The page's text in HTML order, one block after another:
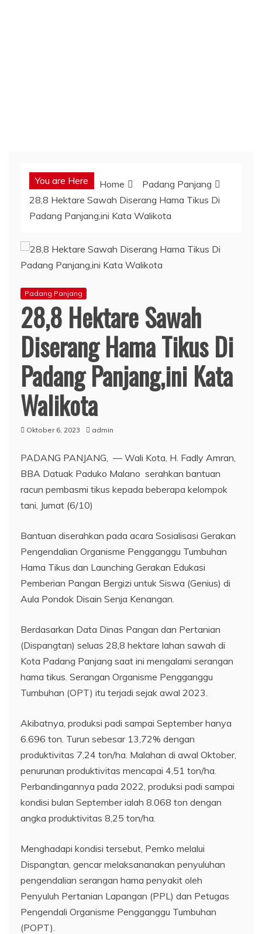
You are Here Home
Padang Panjang
28,8 Hektare Sawah Diserang Hama Tikus Di
Padang Panjang,ini Kata Walikota
Padang Panjang
28,8 Hektare Sawah
Diserang Hama Tikus Di
Padang Panjang,ini Kata
Walikota
Oktober 6, 2023 admin
PADANG PANJANG, — Wali Kota, H. Fadly Amran,
BBA Datuak Paduko Malano serahkan bantuan
racun pembasmi tikus kepada beberapa kelompok
tani, Jumat (6/10)
Bantuan diserahkan pada acara Sosialisasi Gerakan
Pengendalian Organisme Pengganggu Tumbuhan
Hama Tikus dan Launching Gerakan Edukasi
Pemberian Pangan Bergizi untuk Siswa (Genius) di
Aula Pondok Disain Senja Kenangan.
Berdasarkan Data Dinas Pangan dan Pertanian
(Dispangtan) seluas 28,8 hektare lahan sawah di
Kota Padang Panjang saat ini mengalami serangan
hama tikus. Serangan Organisme Pengganggu
Tumbuhan (OPT) itu terjadi sejak awal 2023.
Akibatnya, produksi padi sampai September hanya
6.696 ton. Turun sebesar 13,72% dengan
produktivitas 7,24 ton/ha. Malahan di awal Oktober,
penurunan produktivitas mencapai 4,51 ton/ha.
Perbandingannya pada 2022, produksi padi sampai
kondisi bulan September ialah 8.068 ton dengan
angka produktivitas 8,25 ton/ha.
Menghadapi kondisi tersebut, Pemko melalui
Dispangtan, gencar melaksananakan penyuluhan
pengendalian serangan hama penyakit oleh
Penyuluh Pertanian Lapangan (PPL) dan Petugas
Pengendali Organisme Pengganggu Tumbuhan
(POPT).